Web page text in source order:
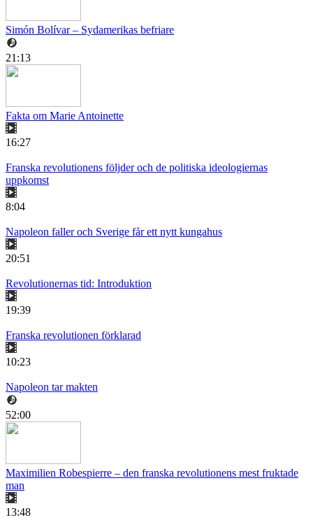
Simón Bolívar – Sydamerikas befriare
21:13
Fakta om Marie Antoinette
16:27
Franska revolutionens följder och de politiska ideologiernas
uppkomst
8:04
Napoleon faller och Sverige får ett nytt kungahus
20:51
Revolutionernas tid: Introduktion
19:39
Franska revolutionen förklarad
10:23
Napoleon tar makten
52:00
Maximilien Robespierre – den franska revolutionens mest fruktade
man
13:48